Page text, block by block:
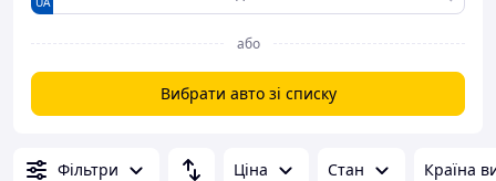
або
Вибрати авто зі списку
Фільтри Ціна Стан Країна